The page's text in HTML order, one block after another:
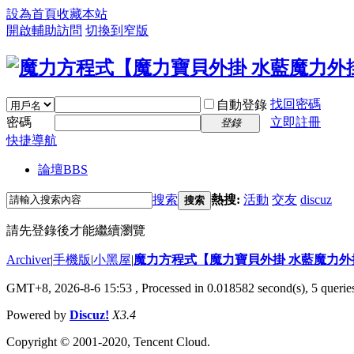
設為首頁收藏本站
開啟輔助訪問 切換到窄版
自動登錄 找回密碼
密碼
登錄
立即註冊
快捷導航
論壇BBS
搜索 搜索 熱搜: 活動 交友 discuz
請先登錄後才能繼續瀏覽
Archiver|手機版|小黑屋|魔力方程式【魔力寶貝外掛 水藍魔力
GMT+8, 2026-8-6 15:53 , Processed in 0.018582 second(s), 5
Powered by Discuz! X3.4
Copyright © 2001-2020, Tencent Cloud.